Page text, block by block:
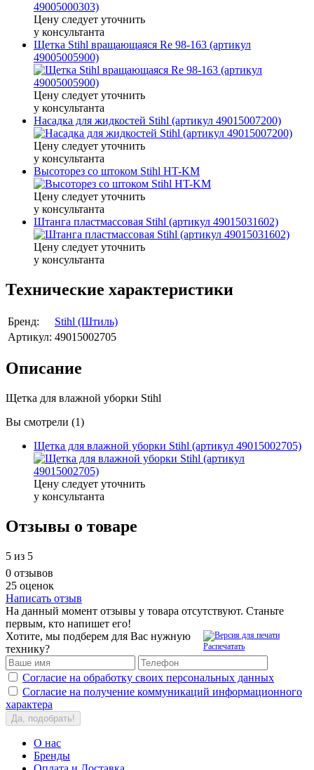
Цену следует уточнить
у консультанта
Щетка Stihl вращающаяся Rе 98-163 (артикул
49005005900)
Цену следует уточнить
у консультанта
Насадка для жидкостей Stihl (артикул 49015007200)
Цену следует уточнить
у консультанта
Высоторез со штоком Stihl HT-KM
Цену следует уточнить
у консультанта
Штанга пластмассовая Stihl (артикул 49015031602)
Цену следует уточнить
у консультанта
Технические характеристики
Бренд:
Stihl (Штиль)
Артикул: 49015002705
Описание
Щетка для влажной уборки Stihl
Вы смотрели (1)
Щетка для влажной уборки Stihl (артикул 49015002705)
Цену следует уточнить
у консультанта
Отзывы о товаре
5 из 5
0 отзывов
25 оценок
Написать отзыв
На данный момент отзывы у товара отсутствуют. Станьте
первым, кто напишет его!
Распечатать
Хотите, мы подберем для Вас нужную
технику?
Согласие на обработку своих персональных данных
Согласие на получение коммуникаций информационного
характера
Да, подобрать!
О нас
Бренды